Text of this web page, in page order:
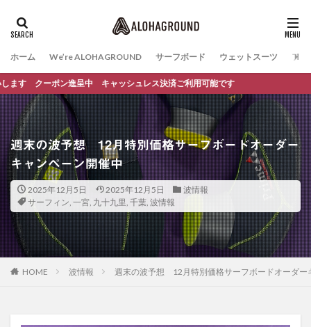
ホーム We’re ALOHAGROUND サーフボード ウェットスーツ ファ
呈中 キャッシュレス決済ご利用可能です
週末の波予想 12月特別価格サーフボードオーダー
キャンペーン開催中
2025年12月5日 2025年12月5日
波情報
サーフィン, 一宮, 九十九里, 千葉, 波情報
HOME 波情報 週末の波予想 12月特別価格サーフボードオーダー